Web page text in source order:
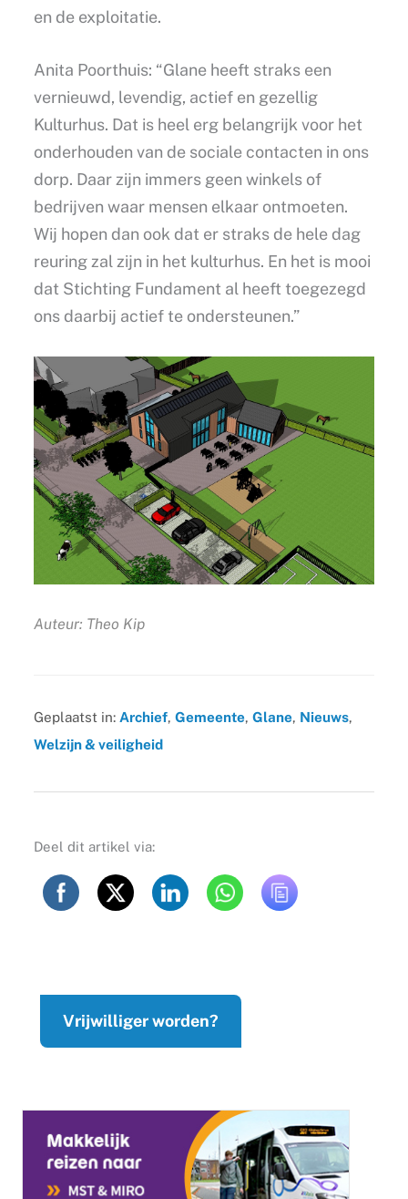
en de exploitatie.
Anita Poorthuis: “Glane heeft straks een
vernieuwd, levendig, actief en gezellig
Kulturhus. Dat is heel erg belangrijk voor het
onderhouden van de sociale contacten in ons
dorp. Daar zijn immers geen winkels of
bedrijven waar mensen elkaar ontmoeten.
Wij hopen dan ook dat er straks de hele dag
reuring zal zijn in het kulturhus. En het is mooi
dat Stichting Fundament al heeft toegezegd
ons daarbij actief te ondersteunen.”
Auteur: Theo Kip
Geplaatst in: Archief, Gemeente, Glane, Nieuws,
Welzijn & veiligheid
Deel dit artikel via:
Vrijwilliger worden?